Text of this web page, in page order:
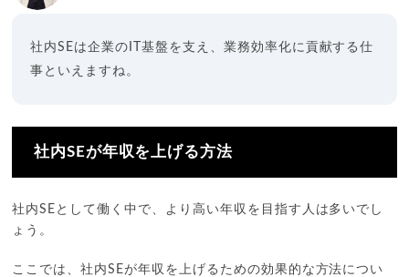
社内SEは企業のIT基盤を支え、業務効率化に貢献する仕
事といえますね。
社内SEが年収を上げる方法
社内SEとして働く中で、より高い年収を目指す人は多いでし
ょう。
ここでは、社内SEが年収を上げるための効果的な方法につい